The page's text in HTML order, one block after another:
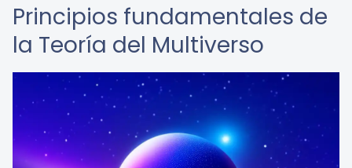
Principios fundamentales de
la Teoría del Multiverso